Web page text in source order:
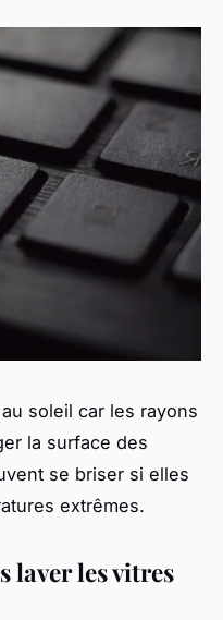
soleil car les rayons
la surface des
se briser si elles
extrêmes.
laver les vitres